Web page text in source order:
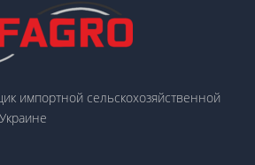
импортной сельскохозяйственной